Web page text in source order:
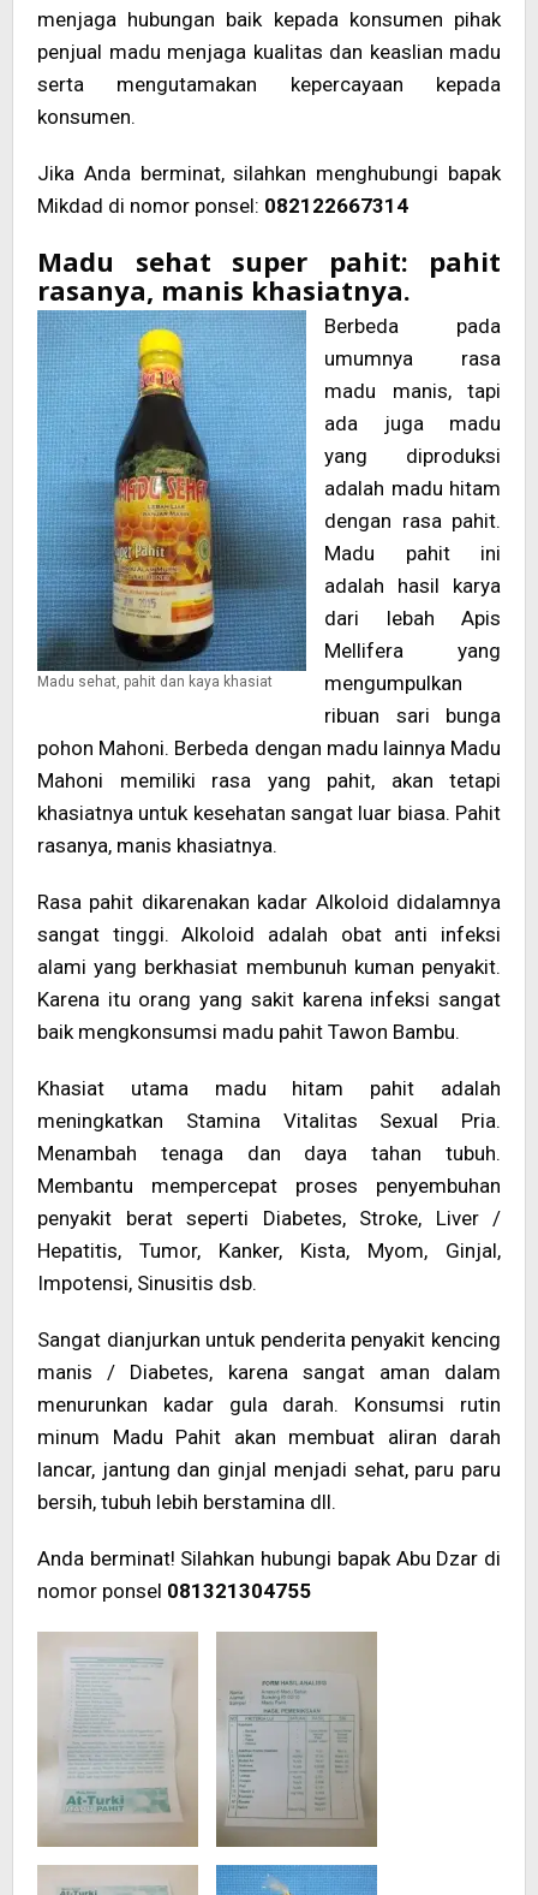
menjaga hubungan baik kepada konsumen pihak
penjual madu menjaga kualitas dan keaslian madu
serta mengutamakan kepercayaan kepada
konsumen.
Jika Anda berminat, silahkan menghubungi bapak
Mikdad di nomor ponsel: 082122667314
Madu sehat super pahit: pahit
rasanya, manis khasiatnya.
Madu sehat, pahit dan kaya khasiat
Berbeda pada
umumnya rasa
madu manis, tapi
ada juga madu
yang diproduksi
adalah madu hitam
dengan rasa pahit.
Madu pahit ini
adalah hasil karya
dari lebah Apis
Mellifera yang
mengumpulkan
ribuan sari bunga
pohon Mahoni. Berbeda dengan madu lainnya Madu
Mahoni memiliki rasa yang pahit, akan tetapi
khasiatnya untuk kesehatan sangat luar biasa. Pahit
rasanya, manis khasiatnya.
Rasa pahit dikarenakan kadar Alkoloid didalamnya
sangat tinggi. Alkoloid adalah obat anti infeksi
alami yang berkhasiat membunuh kuman penyakit.
Karena itu orang yang sakit karena infeksi sangat
baik mengkonsumsi madu pahit Tawon Bambu.
Khasiat utama madu hitam pahit adalah
meningkatkan Stamina Vitalitas Sexual Pria.
Menambah tenaga dan daya tahan tubuh.
Membantu mempercepat proses penyembuhan
penyakit berat seperti Diabetes, Stroke, Liver /
Hepatitis, Tumor, Kanker, Kista, Myom, Ginjal,
Impotensi, Sinusitis dsb.
Sangat dianjurkan untuk penderita penyakit kencing
manis / Diabetes, karena sangat aman dalam
menurunkan kadar gula darah. Konsumsi rutin
minum Madu Pahit akan membuat aliran darah
lancar, jantung dan ginjal menjadi sehat, paru paru
bersih, tubuh lebih berstamina dll.
Anda berminat! Silahkan hubungi bapak Abu Dzar di
nomor ponsel 081321304755